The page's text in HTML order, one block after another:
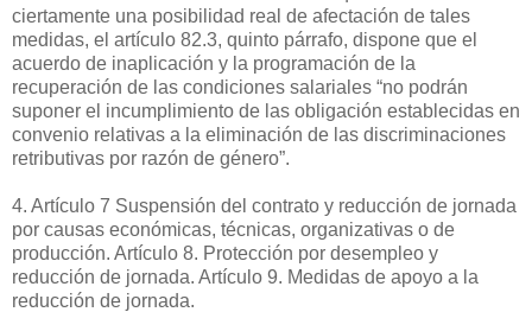
ciertamente una posibilidad real de afectación de tales
medidas, el artículo 82.3, quinto párrafo, dispone que el
acuerdo de inaplicación y la programación de la
recuperación de las condiciones salariales “no podrán
suponer el incumplimiento de las obligación establecidas en
convenio relativas a la eliminación de las discriminaciones
retributivas por razón de género”.
4. Artículo 7 Suspensión del contrato y reducción de jornada
por causas económicas, técnicas, organizativas o de
producción. Artículo 8. Protección por desempleo y
reducción de jornada. Artículo 9. Medidas de apoyo a la
reducción de jornada.